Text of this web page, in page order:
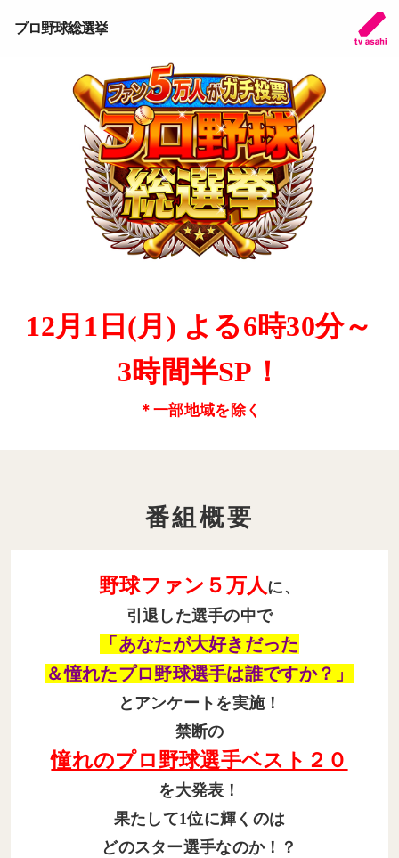
プロ野球総選挙
12月1日(月) よる6時30分～
3時間半SP！
＊一部地域を除く
番組概要
野球ファン５万人に、
引退した選手の中で
「あなたが大好きだった
＆憧れたプロ野球選手は誰ですか？」
とアンケートを実施！
禁断の
憧れのプロ野球選手ベスト２０
を大発表！
果たして1位に輝くのは
どのスター選手なのか！？